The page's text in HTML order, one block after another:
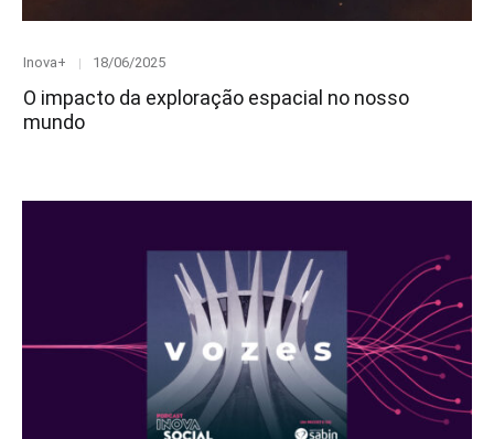
Category
Inova+
Posted
18/06/2025
O impacto da exploração espacial no nosso
mundo